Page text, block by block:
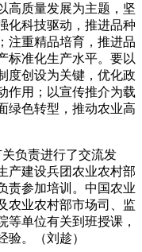
高质量发展为主题，坚
化科技驱动，推进品种
注重精品培育，推进品
标准化生产水平。要以
度创设为关键，优化政
作用；以宣传推介为载
绿色转型，推动农业高
负责进行了交流发
产建设兵团农业农村部
责参加培训。中国农业
农业农村部市场司、监
等单位有关到班授课，
。（刘趁）